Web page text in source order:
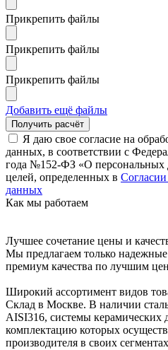
Прикрепить файлы
Прикрепить файлы
Прикрепить файлы
Добавить ещё файлы
Я даю свое согласие на
данных, в соответствии с
года №152-ФЗ «О персональных
целей, определенных в
данных
Как мы работаем
Лучшее сочетание цены и
Мы предлагаем только
премиум качества по лучшим
Широкий ассортимент видов
Склад в Москве. В наличии
AISI316, системы керамических
комплектацию которых
производителя в своих